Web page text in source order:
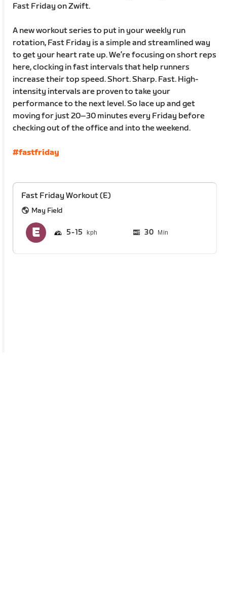
Fast Friday on Zwift.
A new workout series to put in your weekly run
rotation, Fast Friday is a simple and streamlined way
to get your heart rate up. We’re focusing on short reps
here, clocking in fast intervals that help runners
increase their top speed. Short. Sharp. Fast. High-
intensity intervals are proven to take your
performance to the next level. So lace up and get
moving for just 20–30 minutes every Friday before
checking out of the office and into the weekend.
#fastfriday
Fast Friday Workout (E)
May Field
5 15 30 Min